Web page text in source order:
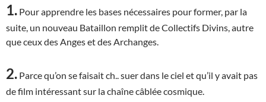
1. Pour apprendre les bases nécessaires pour former, par la
suite, un nouveau Bataillon remplit de Collectifs Divins, autre
que ceux des Anges et des Archanges.
2. Parce qu’on se faisait ch.. suer dans le ciel et qu’il y avait pas
de film intéressant sur la chaîne câblée cosmique.